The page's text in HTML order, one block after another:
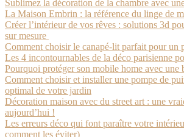
Sublimez la décoration de la chambre avec
La Maison Embrin : la référence du linge de
Créer l’intérieur de vos rêves : solutions 3d
sur mesure
Comment choisir le canapé-lit parfait pour un
Les 4 incontournables de la déco parisienne
Pourquoi protéger son mobile home avec une
Comment choisir et installer une pompe de
optimal de votre jardin
Décoration maison avec du street art : une
aujourd’hui !
Les erreurs déco qui font paraître votre
comment les éviter)